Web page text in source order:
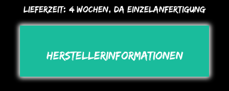
Lieferzeit: 4 Wochen, Da Einzelanfertigung
Herstellerinformationen